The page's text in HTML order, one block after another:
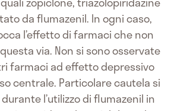
da flumazenil. In ogni caso,
l’effetto di farmaci che non
via. Non si sono osservate
farmaci ad effetto depressivo
centrale. Particolare cautela si
l’utilizzo di flumazenil in